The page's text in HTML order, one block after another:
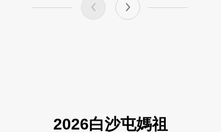
2026白沙屯媽祖